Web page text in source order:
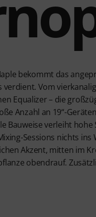
bekommt das
verdient. Vom
Equalizer – die
Anzahl an 19“-
Bauweise verleiht
Sessions nichts ins
Akzent, mitten im
obendrauf.